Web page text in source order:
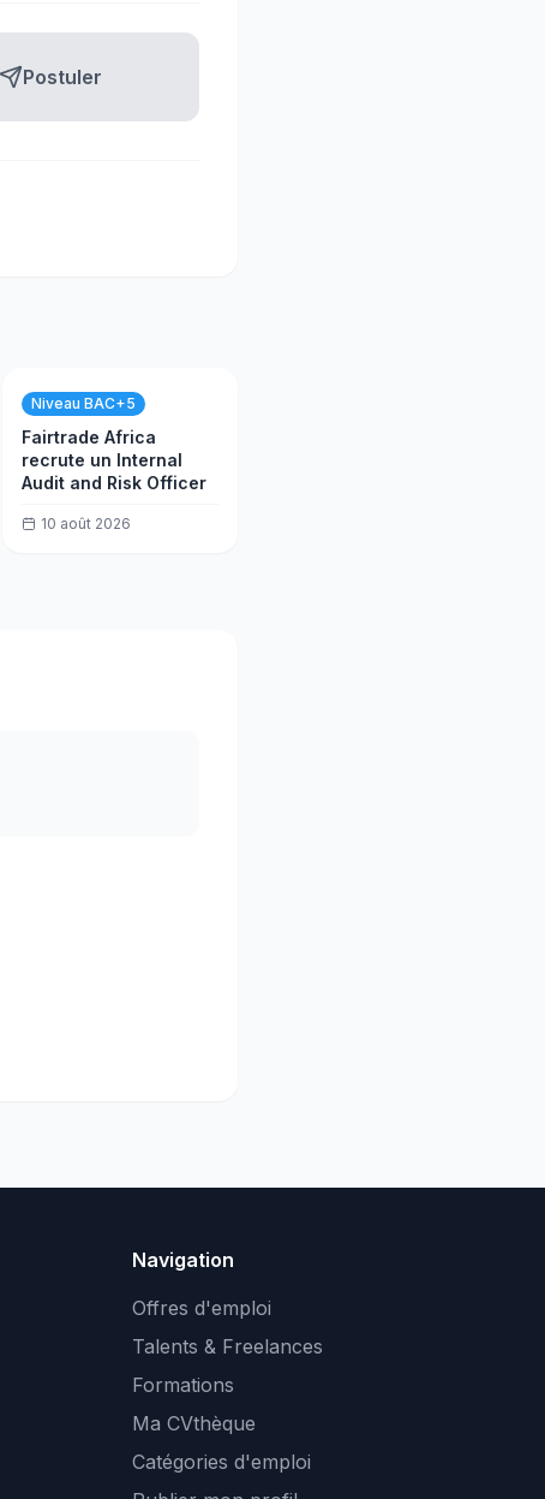
Postuler
Niveau BAC+5
Fairtrade Africa
recrute un Internal
Audit and Risk Officer
10 août 2026
Navigation
Offres d'emploi
Talents & Freelances
Formations
Ma CVthèque
Catégories d'emploi